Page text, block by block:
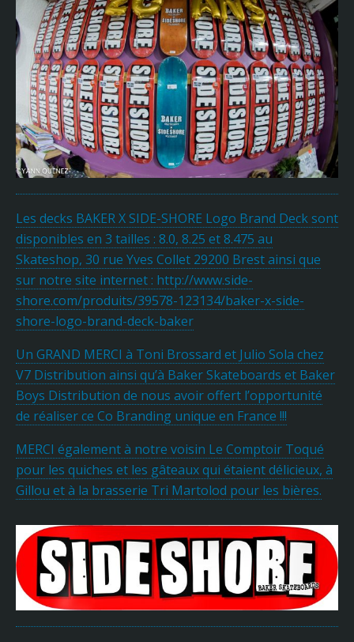
Les decks BAKER X SIDE-SHORE Logo Brand Deck sont
disponibles en 3 tailles : 8.0, 8.25 et 8.475 au
Skateshop, 30 rue Yves Collet 29200 Brest ainsi que
sur notre site internet : http://www.side-
shore.com/produits/39578-123134/baker-x-side-
shore-logo-brand-deck-baker
Un GRAND MERCI à Toni Brossard et Julio Sola chez
V7 Distribution ainsi qu’à Baker Skateboards et Baker
Boys Distribution de nous avoir offert l’opportunité
de réaliser ce Co Branding unique en France !!!
MERCI également à notre voisin Le Comptoir Toqué
pour les quiches et les gâteaux qui étaient délicieux, à
Gillou et à la brasserie Tri Martolod pour les bières.